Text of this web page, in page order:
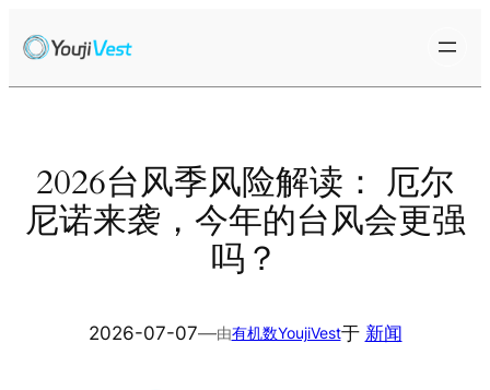
至
2026台风季风险解读： 厄尔
尼诺来袭，今年的台风会更强
吗？
2026-07-07—由有机数YoujiVest于 新闻